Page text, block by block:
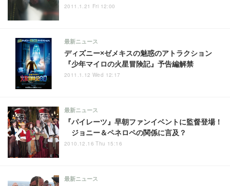
2011.1.21 Fri 12:00
ディズニー×ゼメキスの魅惑のアトラクション
『少年マイロの火星冒険記』予告編解禁
最新ニュース
2011.1.12 Wed 12:17
『パイレーツ』早朝ファンイベントに監督登場！
ジョニー＆ペネロペの関係に言及？
最新ニュース
2010.12.16 Thu 15:16
最新ニュース